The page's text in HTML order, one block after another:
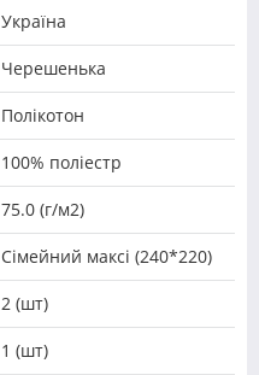
Україна
Черешенька
Полікотон
100% поліестр
75.0 (г/м2)
Сімейний максі (240*220)
2 (шт)
1 (шт)